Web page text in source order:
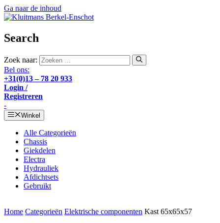
Ga naar de inhoud
Search
Zoek naar:
Bel ons:
+31(0)13 – 78 20 933
Login /
Registreren
-
Winkel
Alle Categorieën
Chassis
Giekdelen
Electra
Hydrauliek
Afdichtsets
Gebruikt
Home Categorieën Elektrische componenten Kast 65x65x57